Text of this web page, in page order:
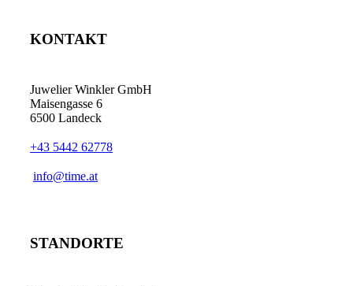
KONTAKT
Juwelier Winkler GmbH
Maisengasse 6
6500 Landeck
+43 5442 62778
info@time.at
STANDORTE